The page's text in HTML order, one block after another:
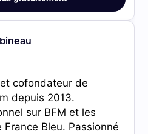
cofondateur de
depuis 2013.
sur BFM et les
Bleu. Passionné